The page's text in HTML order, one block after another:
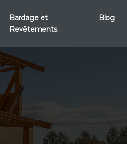
Bardage et
Revêtements
Blog